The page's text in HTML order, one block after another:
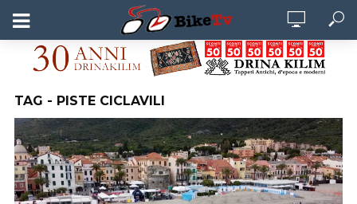
TAG - PISTE CICLAVILI